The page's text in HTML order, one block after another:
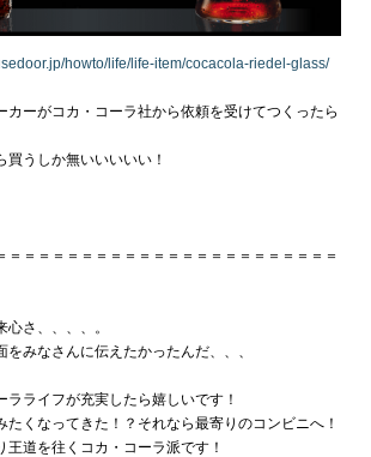
howto/life/life-item/cocacola-riedel-glass/
カーがコカ・コーラ社から依頼を受けてつくったら
うしか無いいいいい！
＝＝＝＝＝＝＝＝＝＝＝＝＝＝＝＝＝＝＝＝＝＝＝
さ、、、、。
をみなさんに伝えたかったんだ、、、
ラライフが充実したら嬉しいです！
たくなってきた！？それなら最寄りのコンビニへ！
王道を往くコカ・コーラ派です！